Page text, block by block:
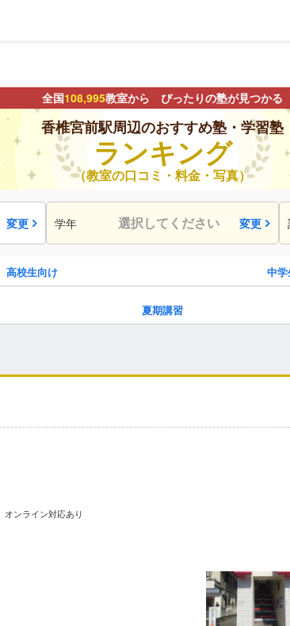
全国108,995教室から ぴったりの塾が見つかる
香椎宮前駅周辺のおすすめ塾・学習塾
ランキング
（教室の口コミ・料金・写真）
変更 学年 選択してください 変更
高校生向け 中
夏期講習
オンライン対応あり